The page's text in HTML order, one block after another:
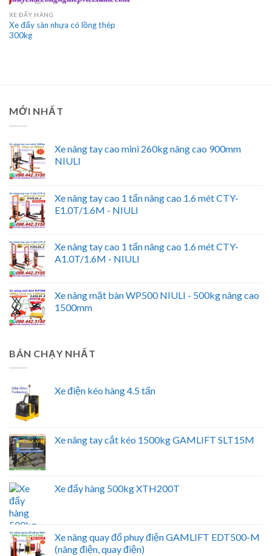
XE ĐẨY HÀNG
Xe đẩy sàn nhựa có lồng thép
300kg
MỚI NHẤT
Xe nâng tay cao mini 260kg nâng cao 900mm
NIULI
Xe nâng tay cao 1 tấn nâng cao 1.6 mét CTY-
E1.0T/1.6M - NIULI
Xe nâng tay cao 1 tấn nâng cao 1.6 mét CTY-
A1.0T/1.6M - NIULI
Xe nâng mặt bàn WP500 NIULI - 500kg nâng cao
1500mm
BÁN CHẠY NHẤT
Xe điện kéo hàng 4.5 tấn
Xe nâng tay cắt kéo 1500kg GAMLIFT SLT15M
Xe đẩy hàng 500kg XTH200T
Xe nâng quay đổ phuy điện GAMLIFT EDT500-M
(nâng điện, quay điện)